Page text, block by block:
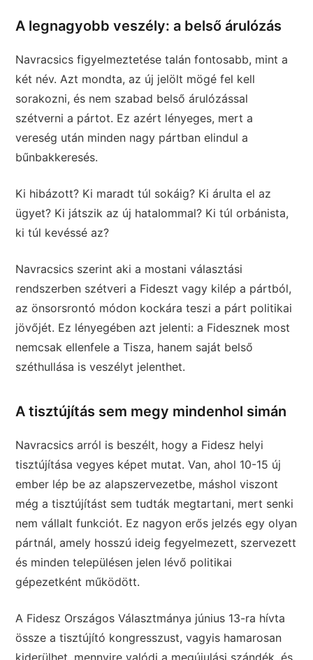
A legnagyobb veszély: a belső árulózás
Navracsics figyelmeztetése talán fontosabb, mint a
két név. Azt mondta, az új jelölt mögé fel kell
sorakozni, és nem szabad belső árulózással
szétverni a pártot. Ez azért lényeges, mert a
vereség után minden nagy pártban elindul a
bűnbakkeresés.
Ki hibázott? Ki maradt túl sokáig? Ki árulta el az
ügyet? Ki játszik az új hatalommal? Ki túl orbánista,
ki túl kevéssé az?
Navracsics szerint aki a mostani választási
rendszerben szétveri a Fideszt vagy kilép a pártból,
az önsorsrontó módon kockára teszi a párt politikai
jövőjét. Ez lényegében azt jelenti: a Fidesznek most
nemcsak ellenfele a Tisza, hanem saját belső
széthullása is veszélyt jelenthet.
A tisztújítás sem megy mindenhol simán
Navracsics arról is beszélt, hogy a Fidesz helyi
tisztújítása vegyes képet mutat. Van, ahol 10-15 új
ember lép be az alapszervezetbe, máshol viszont
még a tisztújítást sem tudták megtartani, mert senki
nem vállalt funkciót. Ez nagyon erős jelzés egy olyan
pártnál, amely hosszú ideig fegyelmezett, szervezett
és minden településen jelen lévő politikai
gépezetként működött.
A Fidesz Országos Választmánya június 13-ra hívta
össze a tisztújító kongresszust, vagyis hamarosan